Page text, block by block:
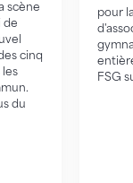
scène
de
cinq
les
du
pour
FSG